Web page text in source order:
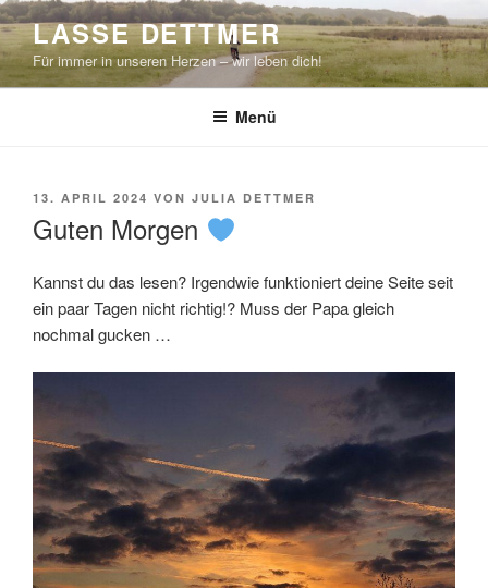
Zum
Inhalt
springen
LASSE DETTMER
Für immer in unseren Herzen – wir leben dich!
Menü
VERÖFFENTLICHT
13. APRIL 2024 VON JULIA DETTMER
Guten Morgen
Kannst du das lesen? Irgendwie funktioniert deine Seite seit
ein paar Tagen nicht richtig!? Muss der Papa gleich
nochmal gucken …